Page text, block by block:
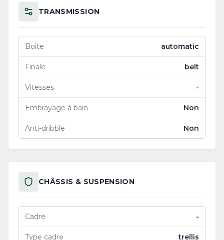
TRANSMISSION
Boîte automatic
Finale belt
Vitesses -
Embrayage à bain Non
Anti-dribble Non
CHÂSSIS & SUSPENSION
Cadre -
Type cadre trellis